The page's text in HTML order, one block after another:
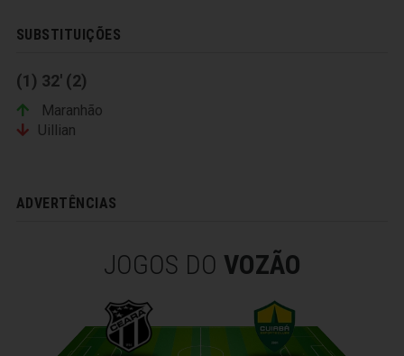
SUBSTITUIÇÕES
(1) 32' (2)
Maranhão
Uillian
ADVERTÊNCIAS
JOGOS DO VOZÃO